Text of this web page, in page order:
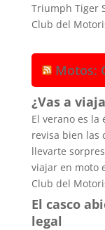
Triumph Tiger
Club del
Motos:
¿Vas a
El verano es
revisa bien las
llevarte
viajar en moto
Club del
El casco
legal